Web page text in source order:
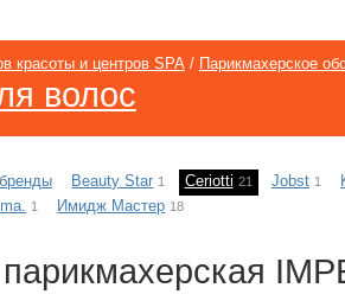
красоты и центров SPA/ Парикмахерское
волос
Beauty Star 1 Ceriotti 21 Jobst 1
1 Имидж Мастер 18